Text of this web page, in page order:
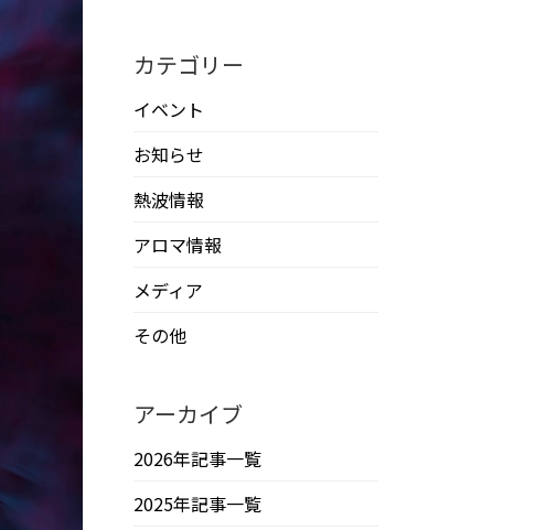
カテゴリー
イベント
お知らせ
熱波情報
アロマ情報
メディア
その他
アーカイブ
2026年記事一覧
2025年記事一覧